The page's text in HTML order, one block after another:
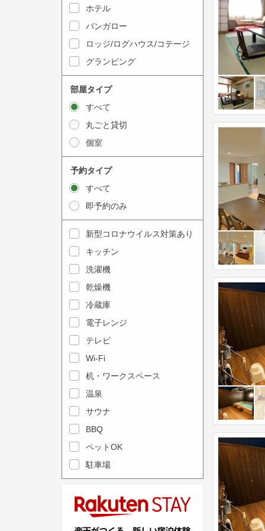
t
e
a
c
t
w
i
t
h
c
a
l
n
d
a
r
a
n
s
e
l
c
t
o
n
t
e
r
a
c
w
i
t
h
t
h
c
a
l
e
n
d
r
a
n
s
e
e
ホテル
バンガロー
ロッジ/ログハウス/コテージ
グランピング
部屋タイプ
すべて
丸ごと貸切
個室
予約タイプ
すべて
即予約のみ
新型コロナウイルス対策あり
キッチン
洗濯機
乾燥機
冷蔵庫
電子レンジ
テレビ
Wi-Fi
机・ワークスペース
温泉
サウナ
BBQ
ペットOK
駐車場